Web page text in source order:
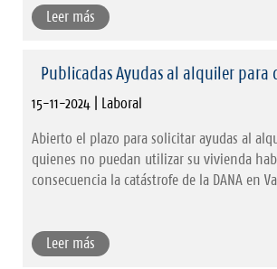
Leer más
Publicadas Ayudas al alquiler
15-11-2024 | Laboral
Abierto el plazo para solicitar ayudas al
quienes no puedan utilizar su vivienda
consecuencia la catástrofe de la DANA en
Leer más